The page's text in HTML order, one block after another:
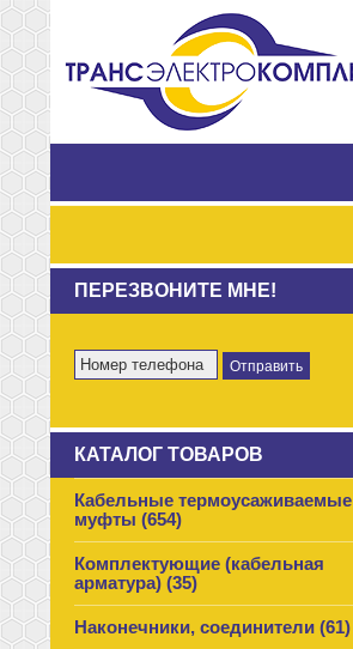
ПЕРЕЗВОНИТЕ МНЕ!
КАТАЛОГ ТОВАРОВ
Кабельные термоусаживаемые
муфты (654)
Комплектующие (кабельная
арматура) (35)
Наконечники, соединители (61)